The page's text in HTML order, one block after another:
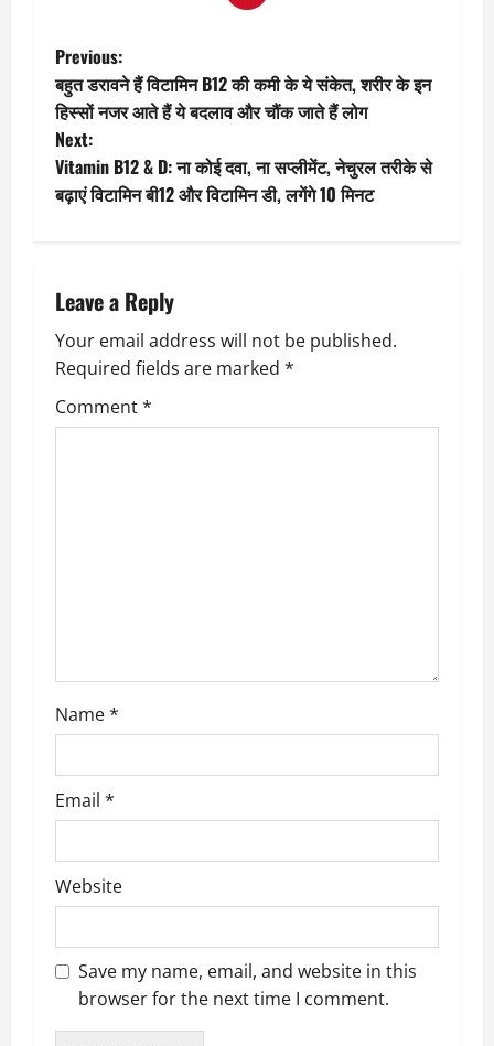
P
o
s
t
a
v
i
g
Previous:
बहुत डरावने हैं विटामिन B12 की कमी के ये संकेत, शरीर के इन
हिस्सों नजर आते हैं ये बदलाव और चौंक जाते हैं लोग
Next:
Vitamin B12 & D: ना कोई दवा, ना सप्लीमेंट, नेचुरल तरीके से
बढ़ाएं विटामिन बी12 और विटामिन डी, लगेंगे 10 मिनट
Leave a Reply
Your email address will not be published.
Required fields are marked *
Comment*
Name*
Email *
Website
Save my name, email, and website in this
browser for the next time I comment.